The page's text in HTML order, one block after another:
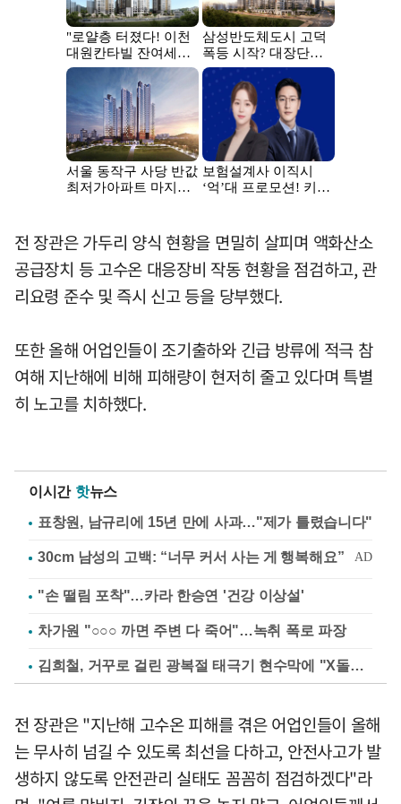
전 장관은 가두리 양식 현황을 면밀히 살피며 액화산소
공급장치 등 고수온 대응장비 작동 현황을 점검하고, 관
리요령 준수 및 즉시 신고 등을 당부했다.
또한 올해 어업인들이 조기출하와 긴급 방류에 적극 참
여해 지난해에 비해 피해량이 현저히 줄고 있다며 특별
히 노고를 치하했다.
이시간 핫뉴스
표창원, 남규리에 15년 만에 사과…"제가 틀렸습니다"
"손 떨림 포착"…카라 한승연 '건강 이상설'
차가원 "○○○ 까면 주변 다 죽어"…녹취 폭로 파장
김희철, 거꾸로 걸린 광복절 태극기 현수막에 "X돌았네"
전 장관은 "지난해 고수온 피해를 겪은 어업인들이 올해
는 무사히 넘길 수 있도록 최선을 다하고, 안전사고가 발
생하지 않도록 안전관리 실태도 꼼꼼히 점검하겠다"라